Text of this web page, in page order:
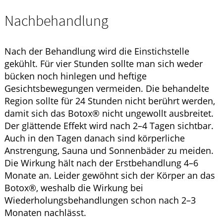
Nachbehandlung
Nach der Behandlung wird die Einstichstelle
gekühlt. Für vier Stunden sollte man sich weder
bücken noch hinlegen und heftige
Gesichtsbewegungen vermeiden. Die behandelte
Region sollte für 24 Stunden nicht berührt werden,
damit sich das Botox® nicht ungewollt ausbreitet.
Der glättende Effekt wird nach 2–4 Tagen sichtbar.
Auch in den Tagen danach sind körperliche
Anstrengung, Sauna und Sonnenbäder zu meiden.
Die Wirkung hält nach der Erstbehandlung 4–6
Monate an. Leider gewöhnt sich der Körper an das
Botox®, weshalb die Wirkung bei
Wiederholungsbehandlungen schon nach 2–3
Monaten nachlässt.